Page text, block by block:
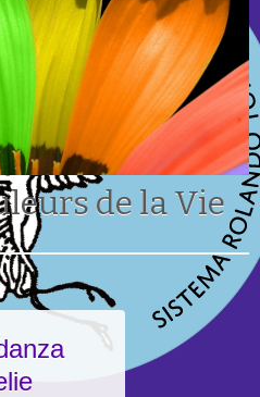
de la Vie